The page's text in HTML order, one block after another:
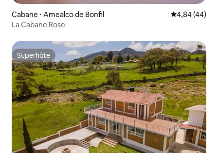
Cabane ⋅ Amealco de Bonfil Évaluation
4,84 (44)
La Cabane Rose
Superhôte
Superhôte